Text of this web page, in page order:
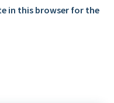
in this browser for the